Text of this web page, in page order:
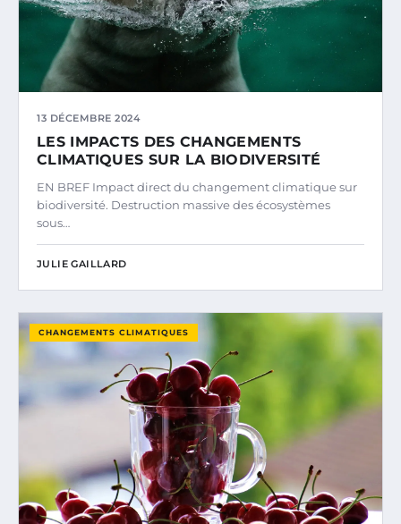
13 DÉCEMBRE 2024
LES IMPACTS DES CHANGEMENTS
CLIMATIQUES SUR LA BIODIVERSITÉ
EN BREF Impact direct du changement climatique sur
biodiversité. Destruction massive des écosystèmes
sous…
JULIE GAILLARD
CHANGEMENTS CLIMATIQUES